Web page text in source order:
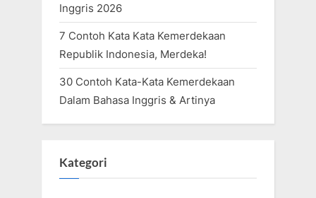
Inggris 2026
7 Contoh Kata Kata Kemerdekaan
Republik Indonesia, Merdeka!
30 Contoh Kata-Kata Kemerdekaan
Dalam Bahasa Inggris & Artinya
Kategori